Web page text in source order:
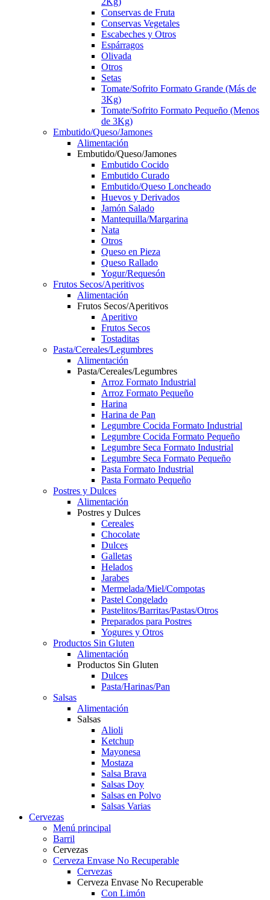
Conservas de Fruta
Conservas Vegetales
Escabeches y Otros
Espárragos
Olivada
Otros
Setas
Tomate/Sofrito Formato Grande (Más de
3Kg)
Tomate/Sofrito Formato Pequeño (Menos
de 3Kg)
Embutido/Queso/Jamones
Alimentación
Embutido/Queso/Jamones
Embutido Cocido
Embutido Curado
Embutido/Queso Loncheado
Huevos y Derivados
Jamón Salado
Mantequilla/Margarina
Nata
Otros
Queso en Pieza
Queso Rallado
Yogur/Requesón
Frutos Secos/Aperitivos
Alimentación
Frutos Secos/Aperitivos
Aperitivo
Frutos Secos
Tostaditas
Pasta/Cereales/Legumbres
Alimentación
Pasta/Cereales/Legumbres
Arroz Formato Industrial
Arroz Formato Pequeño
Harina
Harina de Pan
Legumbre Cocida Formato Industrial
Legumbre Cocida Formato Pequeño
Legumbre Seca Formato Industrial
Legumbre Seca Formato Pequeño
Pasta Formato Industrial
Pasta Formato Pequeño
Postres y Dulces
Alimentación
Postres y Dulces
Cereales
Chocolate
Dulces
Galletas
Helados
Jarabes
Mermelada/Miel/Compotas
Pastel Congelado
Pastelitos/Barritas/Pastas/Otros
Preparados para Postres
Yogures y Otros
Productos Sin Gluten
Alimentación
Productos Sin Gluten
Dulces
Pasta/Harinas/Pan
Salsas
Alimentación
Salsas
Alioli
Ketchup
Mayonesa
Mostaza
Salsa Brava
Salsas Doy
Salsas en Polvo
Salsas Varias
Cervezas
Menú principal
Barril
Cervezas
Cerveza Envase No Recuperable
Cervezas
Cerveza Envase No Recuperable
Con Limón